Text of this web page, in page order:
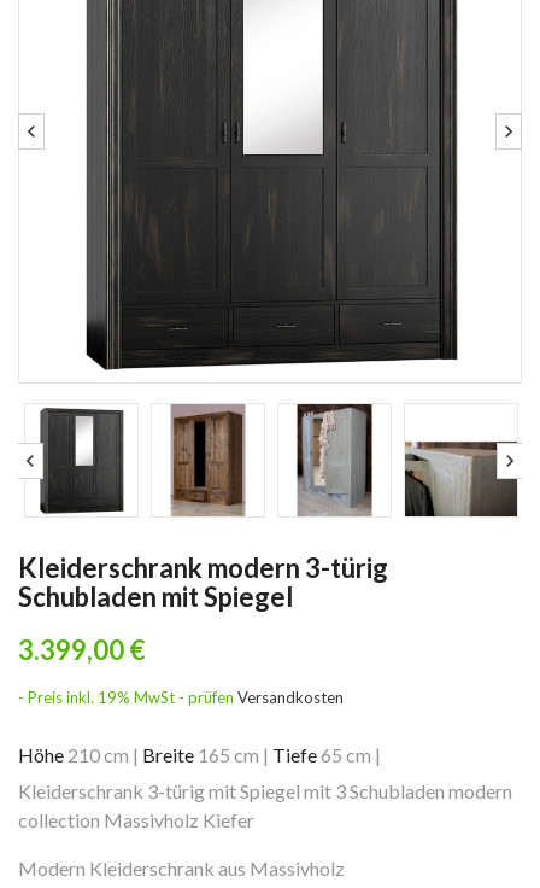
Kleiderschrank modern 3-türig
Schubladen mit Spiegel
3.399,00 €
- Preis inkl. 19% MwSt - prüfen Versandkosten
Höhe 210 cm | Breite 165 cm | Tiefe65 cm |
Kleiderschrank 3-türig mit Spiegel mit 3 Schubladen modern
collection Massivholz Kiefer
Modern Kleiderschrank aus Massivholz